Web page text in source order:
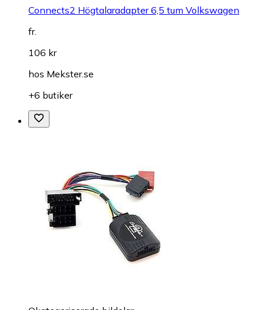
Connects2 Högtalaradapter 6,5 tum Volkswagen
fr.
106 kr
hos Mekster.se
+6 butiker